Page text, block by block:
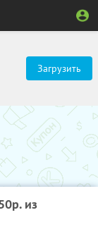
Загрузить
из